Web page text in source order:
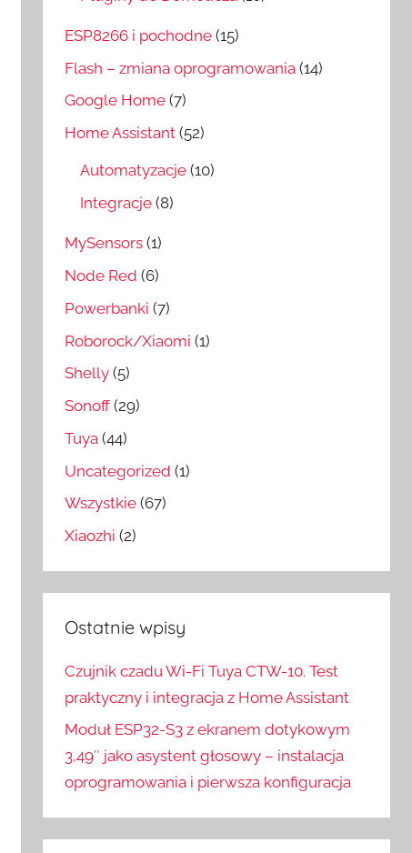
ESP8266 i pochodne (15)
Flash – zmiana oprogramowania (14)
Google Home (7)
Home Assistant (52)
Automatyzacje (10)
Integracje (8)
MySensors (1)
Node Red (6)
Powerbanki (7)
Roborock/Xiaomi (1)
Shelly (5)
Sonoff (29)
Tuya (44)
Uncategorized (1)
Wszystkie (67)
Xiaozhi (2)
Ostatnie wpisy
Czujnik czadu Wi-Fi Tuya CTW-10. Test
praktyczny i integracja z Home Assistant
Moduł ESP32-S3 z ekranem dotykowym
3,49″ jako asystent głosowy – instalacja
oprogramowania i pierwsza konfiguracja